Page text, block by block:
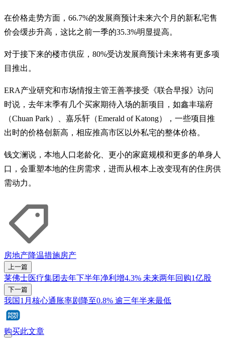
在价格走势方面，66.7%的发展商预计未来六个月的新私宅售
价会缓步升高，这比之前一季的35.3%明显提高。
对于接下来的楼市供应，80%受访发展商预计未来将有更多项
目推出。
ERA产业研究和市场情报主管王善葶接受《联合早报》访问
时说，去年末季有几个买家期待入场的新项目，如鑫丰瑞府
（Chuan Park）、嘉乐轩（Emerald of Katong），一些项目推
出时的价格创新高，相应推高市区以外私宅的整体价格。
钱文澜说，本地人口老龄化、更小的家庭规模和更多的单身人
口，会重塑本地的住房需求，进而从根本上改变现有的住房供
需动力。
房地产降温措施房产
上一篇
莱佛士医疗集团去年下半年净利增4.3% 未来两年回购1亿股
下一篇
我国1月核心通胀率剧降至0.8% 逾三年半来最低
购买此文章